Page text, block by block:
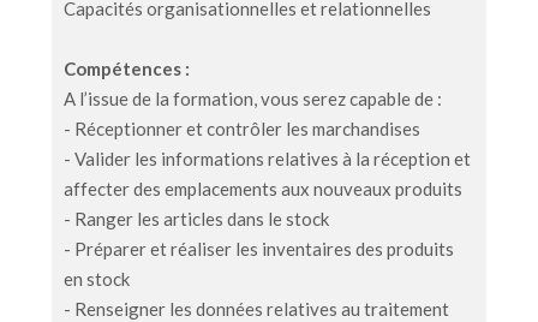
Capacités organisationnelles et relationnelles
Compétences :
A l’issue de la formation, vous serez capable de :
- Réceptionner et contrôler les marchandises
- Valider les informations relatives à la réception et
affecter des emplacements aux nouveaux produits
- Ranger les articles dans le stock
- Préparer et réaliser les inventaires des produits
en stock
- Renseigner les données relatives au traitement